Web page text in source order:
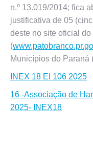
n.º 13.019/2014; fica
justificativa de 05
deste no site oficial
(
Municípios do Paraná
INEX 18 EI 106 2025
16 -Associação de
2025- INEX18